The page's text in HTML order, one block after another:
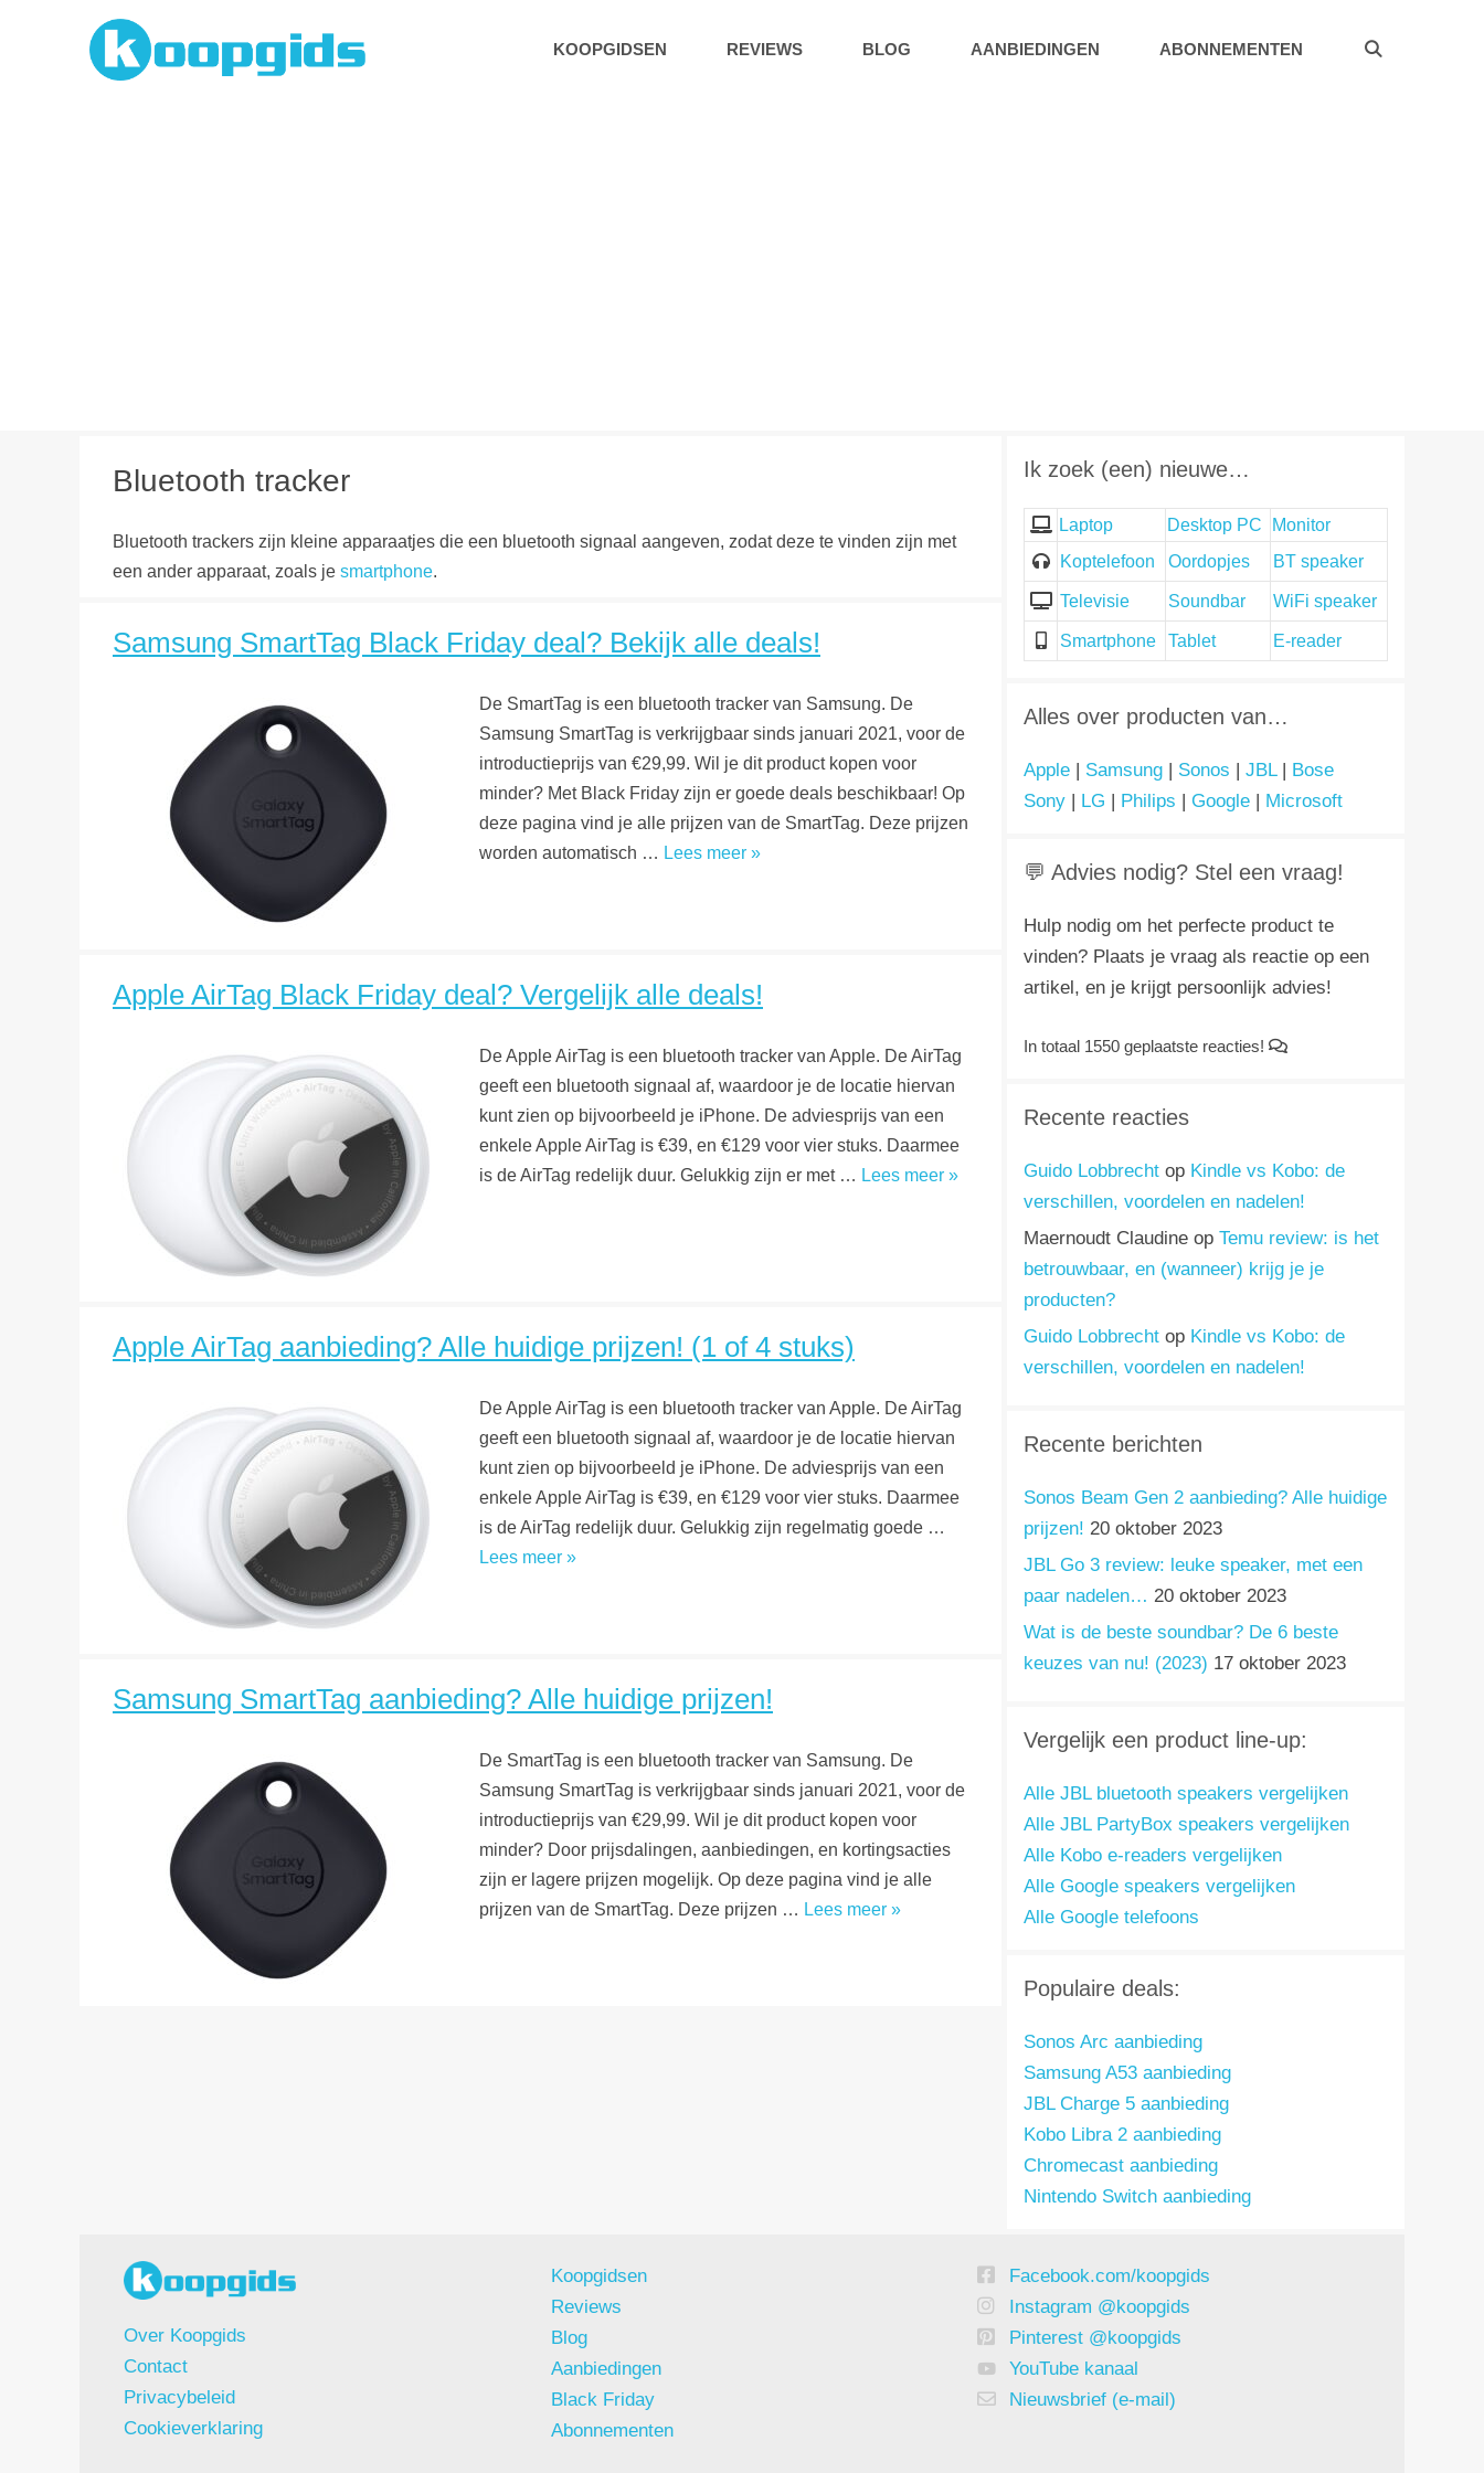
KOOPGIDSEN REVIEWS BLOG AANBIEDINGEN ABONNEMENTEN
Bluetooth tracker
Bluetooth trackers zijn kleine apparaatjes die een bluetooth signaal aangeven, zodat deze te vinden zijn met
een ander apparaat, zoals je smartphone.
Samsung SmartTag Black Friday deal? Bekijk alle deals!
De SmartTag is een bluetooth tracker van Samsung. De
Samsung SmartTag is verkrijgbaar sinds januari 2021, voor de
introductieprijs van €29,99. Wil je dit product kopen voor
minder? Met Black Friday zijn er goede deals beschikbaar! Op
deze pagina vind je alle prijzen van de SmartTag. Deze prijzen
worden automatisch … Lees meer »
Apple AirTag Black Friday deal? Vergelijk alle deals!
De Apple AirTag is een bluetooth tracker van Apple. De AirTag
geeft een bluetooth signaal af, waardoor je de locatie hiervan
kunt zien op bijvoorbeeld je iPhone. De adviesprijs van een
enkele Apple AirTag is €39, en €129 voor vier stuks. Daarmee
is de AirTag redelijk duur. Gelukkig zijn er met … Lees meer »
Apple AirTag aanbieding? Alle huidige prijzen! (1 of 4 stuks)
De Apple AirTag is een bluetooth tracker van Apple. De AirTag
geeft een bluetooth signaal af, waardoor je de locatie hiervan
kunt zien op bijvoorbeeld je iPhone. De adviesprijs van een
enkele Apple AirTag is €39, en €129 voor vier stuks. Daarmee
is de AirTag redelijk duur. Gelukkig zijn regelmatig goede …
Lees meer »
Samsung SmartTag aanbieding? Alle huidige prijzen!
De SmartTag is een bluetooth tracker van Samsung. De
Samsung SmartTag is verkrijgbaar sinds januari 2021, voor de
introductieprijs van €29,99. Wil je dit product kopen voor
minder? Door prijsdalingen, aanbiedingen, en kortingsacties
zijn er lagere prijzen mogelijk. Op deze pagina vind je alle
prijzen van de SmartTag. Deze prijzen … Lees meer »
Ik zoek (een) nieuwe…
Laptop Desktop PC
Monitor
Koptelefoon
Oordopjes BT speaker
Televisie Soundbar WiFi speaker
Smartphone Tablet E-reader
Alles over producten van…
Apple | Samsung | Sonos | JBL| Bose
Sony | LG | Philips | Google | Microsoft
💬 Advies nodig? Stel een vraag!
Hulp nodig om het perfecte product te
vinden? Plaats je vraag als reactie op een
artikel, en je krijgt persoonlijk advies!
In totaal 1550 geplaatste reacties!
Recente reacties
Guido Lobbrecht op Kindle vs Kobo: de
verschillen, voordelen en nadelen!
Maernoudt Claudine op Temu review: is het
betrouwbaar, en (wanneer) krijg je je
producten?
Guido Lobbrecht op Kindle vs Kobo: de
verschillen, voordelen en nadelen!
Recente berichten
Sonos Beam Gen 2 aanbieding? Alle huidige
prijzen! 20 oktober 2023
JBL Go 3 review: leuke speaker, met een
paar nadelen… 20 oktober 2023
Wat is de beste soundbar? De 6 beste
keuzes van nu! (2023) 17 oktober 2023
Vergelijk een product line-up:
Alle JBL bluetooth speakers vergelijken
Alle JBL PartyBox speakers vergelijken
Alle Kobo e-readers vergelijken
Alle Google speakers vergelijken
Alle Google telefoons
Populaire deals:
Sonos Arc aanbieding
Samsung A53 aanbieding
JBL Charge 5 aanbieding
Kobo Libra 2 aanbieding
Chromecast aanbieding
Nintendo Switch aanbieding
Over Koopgids
Contact
Privacybeleid
Cookieverklaring
Koopgidsen
Reviews
Blog
Aanbiedingen
Black Friday
Abonnementen
Facebook.com/koopgids
Instagram @koopgids
Pinterest @koopgids
YouTube kanaal
Nieuwsbrief (e-mail)